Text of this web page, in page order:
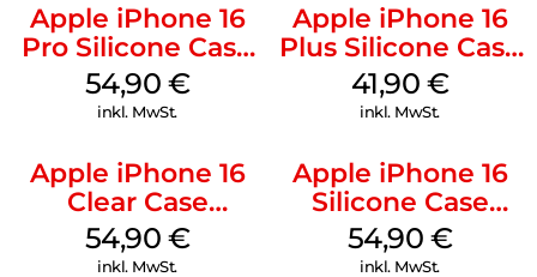
Apple iPhone 16
Pro Silicone Case
MagSafe Black
54,90 €
inkl. MwSt.
Apple iPhone 16
Plus Silicone Case
MagSafe Stone
Gray
41,90 €
inkl. MwSt.
Apple iPhone 16
Clear Case
MagSafe
Transparent
54,90 €
inkl. MwSt.
Apple iPhone 16
Silicone Case
MagSafe Black
54,90 €
inkl. MwSt.